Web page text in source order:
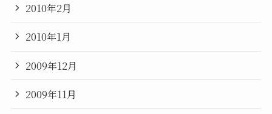
2010年2月
2010年1月
2009年12月
2009年11月